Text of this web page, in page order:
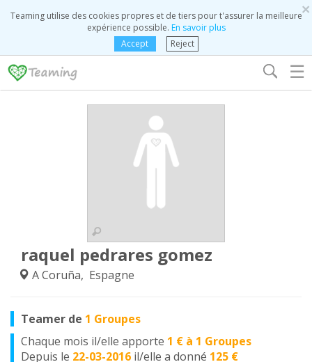
×
Teaming utilise des cookies propres et de tiers pour t'assurer la meilleure
expérience possible. En savoir plus
Accept
Reject
☰
raquel pedrares gomez
A Coruña, Espagne
Teamer de 1 Groupes
Chaque mois il/elle apporte 1 € à 1 Groupes
Depuis le 22-03-2016 il/elle a donné 125 €